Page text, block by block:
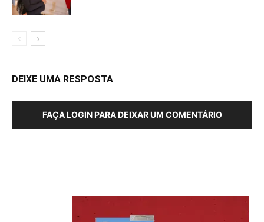
DEIXE UMA RESPOSTA
FAÇA LOGIN PARA DEIXAR UM COMENTÁRIO